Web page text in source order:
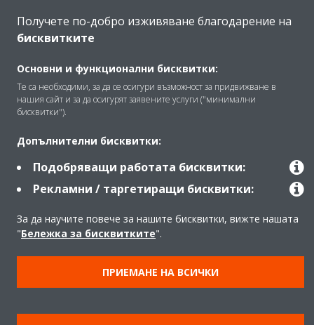
Контакт
Продукти
Copyright © Daikin
Правна информация
Забележка относно бисквитките
Получете по-добро изживяване благодарение на
бисквитките
Основни и функционални бисквитки:
Те са необходими, за да се осигури възможност за придвижване в
нашия сайт и за да осигурят заявените услуги ("минимални
бисквитки").
Допълнителни бисквитки:
Подобряващи работата бисквитки:
Рекламни / таргетиращи бисквитки:
За да научите повече за нашите бисквитки, вижте нашата
"Бележка за бисквитките".
ПРИЕМАНЕ НА ВСИЧКИ